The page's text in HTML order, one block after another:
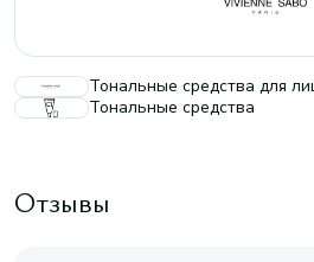
Тональные средства для
Тональные средства
Отзывы